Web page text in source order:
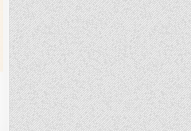
S’AMUSANT
UN
ATELIER
COMPLET
AVEC
CARTE
MICROBIT